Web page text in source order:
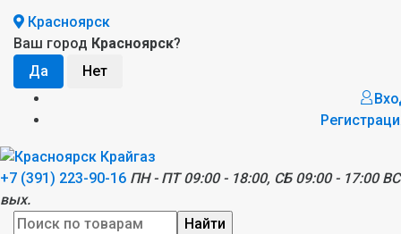
Красноярск
Ваш город Красноярск?
+7 (391) 223-90-16 ПН - ПТ 09:00 - 18:00, СБ 09:00 - 17:00
вых.
Найти